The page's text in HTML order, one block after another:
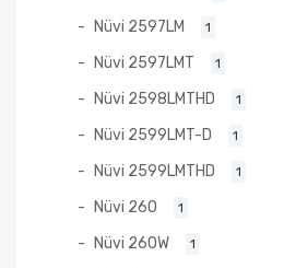
Nüvi 2597LM 1
Nüvi 2597LMT 1
Nüvi 2598LMTHD 1
Nüvi 2599LMT-D 1
Nüvi 2599LMTHD 1
Nüvi 260 1
Nüvi 260W 1